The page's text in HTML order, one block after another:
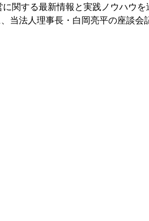
関する最新情報と実践ノウハウ
当法人理事長・白岡亮平の座談会